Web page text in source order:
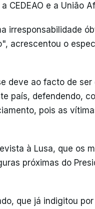
CEDEAO e a União
irresponsabilidade
acrescentou o
deve ao facto de
país, defendendo,
pois as
à Lusa, que os
próximas do
que já indigitou